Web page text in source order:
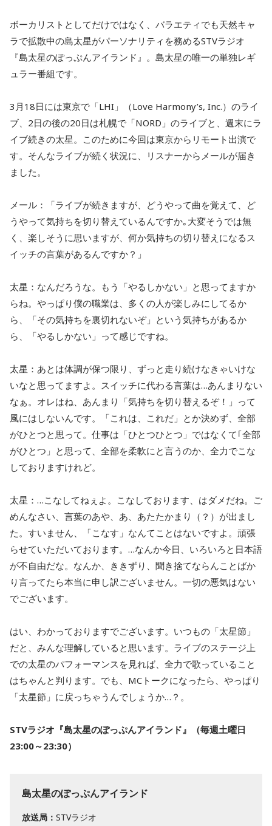
ボーカリストとしてだけではなく、バラエティでも天然キャ
ラで拡散中の島太星がパーソナリティを務めるSTVラジオ
『島太星のぽっぷんアイランド』。島太星の唯一の単独レギ
ュラー番組です。
3月18日には東京で「LHI」（Love Harmony’s, Inc.）のライ
ブ、2日の後の20日は札幌で「NORD」のライブと、週末にラ
イブ続きの太星。このために今回は東京からリモート出演で
す。そんなライブが続く状況に、リスナーからメールが届き
ました。
メール：「ライブが続きますが、どうやって曲を覚えて、ど
うやって気持ちを切り替えているんですか｡大変そうでは無
く、楽しそうに思いますが、何か気持ちの切り替えになるス
イッチの言葉があるんですか？」
太星：なんだろうな。もう「やるしかない」と思ってますか
らね。やっぱり僕の職業は、多くの人が楽しみにしてるか
ら、「その気持ちを裏切れないぞ」という気持ちがあるか
ら、「やるしかない」って感じですね。
太星：あとは体調が保つ限り、ずっと走り続けなきゃいけな
いなと思ってますよ。スイッチに代わる言葉は…あんまりない
なぁ。オレはね、あんまり「気持ちを切り替えるぞ！」って
風にはしないんです。「これは、これだ」とか決めず、全部
がひとつと思って。仕事は「ひとつひとつ」ではなくて｢全部
がひとつ」と思って、全部を柔軟にと言うのか、全力でこな
しておりますけれど。
太星：…こなしてねぇよ。こなしております、はダメだね。ご
めんなさい、言葉のあや、あ、あたたかまり（？）が出まし
た。すいません、「こなす」なんてことはないですよ。頑張
らせていただいております。…なんか今日、いろいろと日本語
が不自由だな。なんか、ききずり、聞き捨てならんことばか
り言ってたら本当に申し訳ございません。一切の悪気はない
でございます。
はい、わかっておりますでございます。いつもの「太星節」
だと、みんな理解していると思います。ライブのステージ上
での太星のパフォーマンスを見れば、全力で歌っていること
はちゃんと判ります。でも、MCトークになったら、やっぱり
「太星節」に戻っちゃうんでしょうか…？。
STVラジオ『島太星のぽっぷんアイランド』（毎週土曜日
23:00～23:30）
島太星のぽっぷんアイランド
放送局： STVラジオ